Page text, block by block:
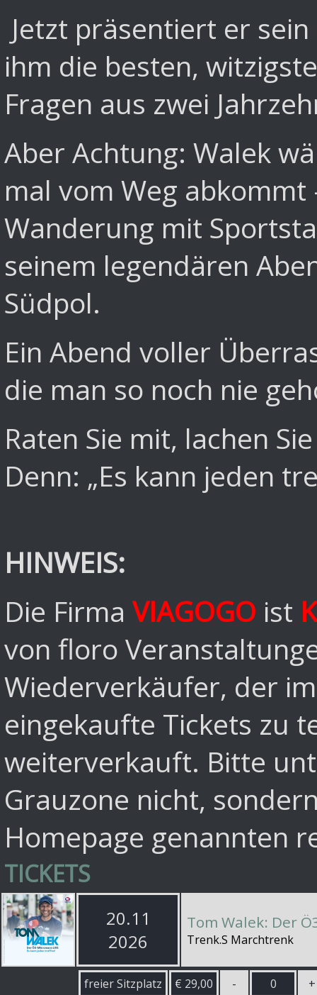
Jetzt präsentiert er
ihm die besten,
Fragen aus zwei
Aber Achtung: Walek
mal vom Weg
Wanderung mit
seinem legendären
Südpol.
Ein Abend voller
die man so noch nie
Raten Sie mit, lachen
Denn: „Es kann jeden
HINWEIS:
Die FirmaVIAGOGO ist
von floro
Wiederverkäufer, der
eingekaufte Tickets zu
weiterverkauft. Bitte
Grauzone nicht,
Homepage genannten
TICKETS
20.11
2026
Tom Walek: Der
Trenk.S Marchtrenk
freier Sitzplatz € 29,00 - 0 +